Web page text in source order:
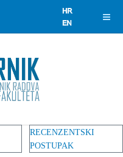
RECENZENTSKI
POSTUPAK